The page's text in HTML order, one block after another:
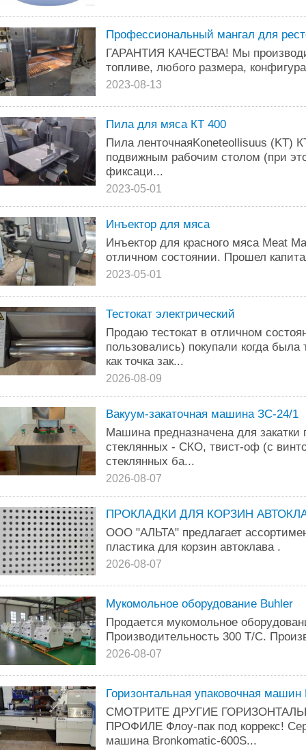
Профессиональный мангал для
ГАРАНТИЯ КАЧЕСТВА! Мы
топливе, любого размера,
2023-08-13
Пила для мяса КТ 400
Пила ленточнаяKoneteollisuus (KT)
подвижным рабочим столом (при
фиксаци...
2023-05-01
Инъектор для мяса
Инъектор для красного мяса Meat
отличном состоянии. Прошел
2023-05-01
Тестокат электрический
Продаю тестокат в отличном
пользовались) покупали когда была
как точка зак...
2026-08-09
Вакуум-закаточная машина ЗС-24/1
Машина предназначена для
стеклянных - СКО, твист-оф (с
стеклянных ба...
2026-08-07
ПРОКЛАДКИ ДЛЯ КОРЗИН
ООО "АЛЬТА" предлагает
пластика для корзин автоклава .
2026-08-07
Мукомольное оборудование Buhler
Пpoдaeтcя мyкoмoльнoe
Пpoизвoдитeльнocть 300 T/C.
2026-08-07
Горизонтальная упаковочная
СМОТРИТЕ ДРУГИЕ
ПРОФИЛЕ Флоу-пак под коррекс!
машина Bronkomatic-600S...